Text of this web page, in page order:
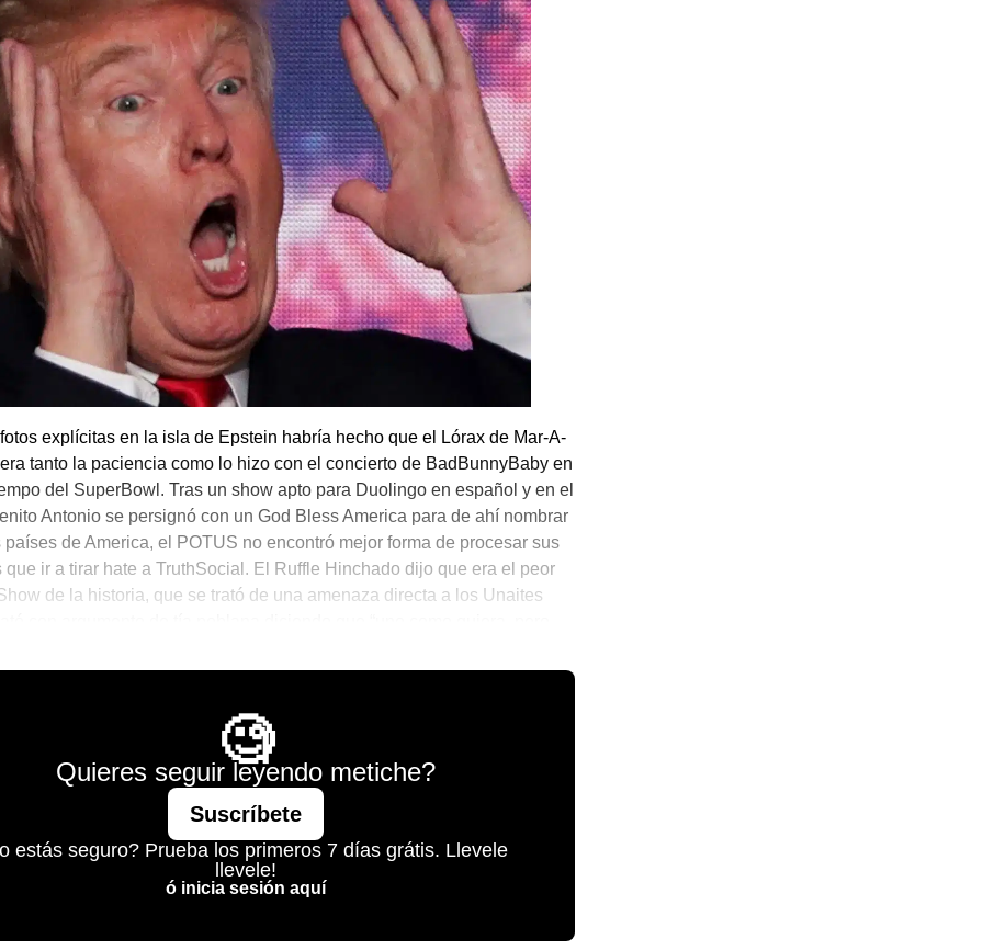
explícitas en la isla de Epstein habría hecho que el Lórax de Mar-A-
tanto la paciencia como lo hizo con el concierto de BadBunnyBaby en
del SuperBowl. Tras un show apto para Duolingo en español y en el
Antonio se persignó con un God Bless America para de ahí nombrar
países de America, el POTUS no encontró mejor forma de procesar sus
que ir a tirar hate a TruthSocial. El Ruffle Hinchado dijo que era el peor
de la historia, que se trató de una amenaza directa a los Unaites
🧐
Quieres seguir leyendo metiche?
Suscríbete
estás seguro? Prueba los primeros 7 días grátis. Llevele
llevele!
ó inicia sesión aquí